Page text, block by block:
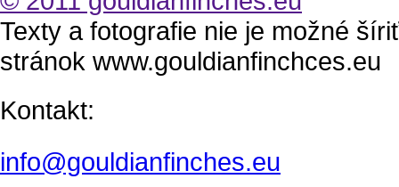
Texty a fotografie nie je možné
stránok www.gouldianfinchces.eu
Kontakt:
info@gouldianfinches.eu